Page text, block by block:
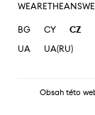
BG CY CZ
UA
UA(RU)
Obsah této